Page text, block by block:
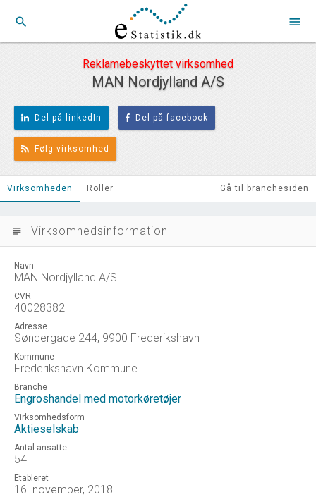
search menu
Reklamebeskyttet virksomhed
MAN Nordjylland A/S
Del på linkedIn Del på facebook
Følg virksomhed
Virksomheden Roller Gå til branchesiden
subject Virksomhedsinformation
Navn
MAN Nordjylland A/S
CVR
40028382
Adresse
Søndergade 244, 9900 Frederikshavn
Kommune
Frederikshavn Kommune
Branche
Engroshandel med motorkøretøjer
Virksomhedsform
Aktieselskab
Antal ansatte
54
Etableret
16. november, 2018